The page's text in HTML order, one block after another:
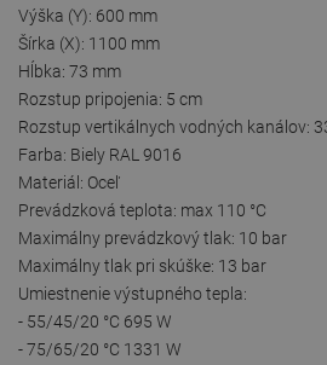
Výška (Y): 600 mm
Šírka (X): 1100 mm
Hĺbka: 73 mm
Rozstup pripojenia: 5 cm
Rozstup vertikálnych vodných kanálov:
Farba: Biely RAL 9016
Materiál: Oceľ
Prevádzková teplota: max 110 °C
Maximálny prevádzkový tlak: 10 bar
Maximálny tlak pri skúške: 13 bar
Umiestnenie výstupného tepla:
- 55/45/20 °C 695 W
- 75/65/20 °C 1331 W